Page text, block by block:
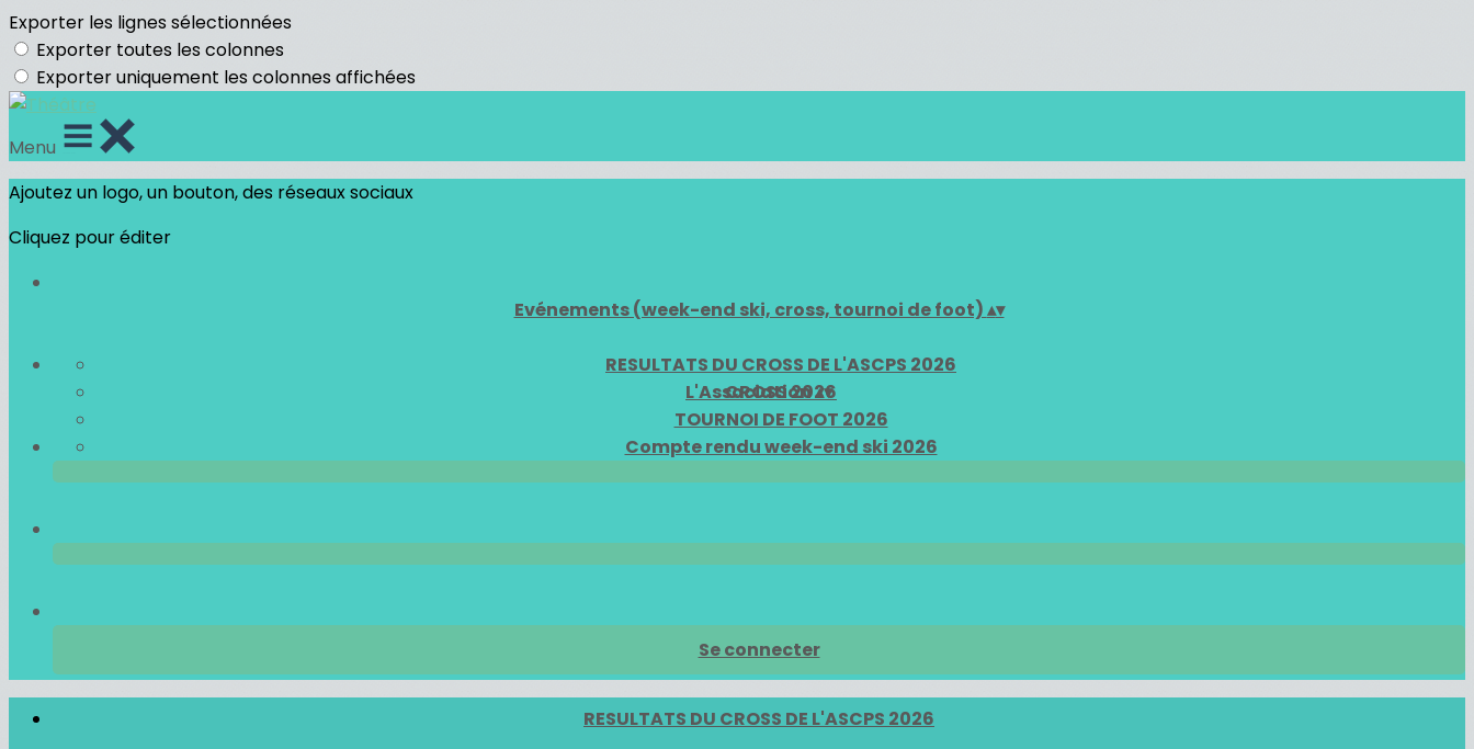
Exporter les lignes sélectionnées
Exporter toutes les colonnes
Exporter uniquement les colonnes affichées
Menu
Ajoutez un logo, un bouton, des réseaux sociaux
Cliquez pour éditer
Evénements (week-end ski, cross, tournoi de foot)▴▾
RESULTATS DU CROSS DE L'ASCPS 2026
CROSS 2026
TOURNOI DE FOOT 2026
Compte rendu week-end ski 2026
L'Association▴▾
Se connecter
RESULTATS DU CROSS DE L'ASCPS 2026